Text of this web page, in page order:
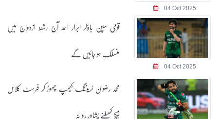
04 Oct 2025
04 Oct 2025
قومی سپن باؤلر ابرار احمد آج رشتہ ازدواج میں
منسلک ہو جائیں گے
محمد رضوان ٹریننگ کیمپ چھوڑ کر فرسٹ کلاس
میچ کھیلنے پشاور روانہ